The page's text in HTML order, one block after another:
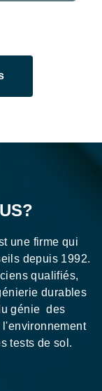
une firme qui
depuis 1992.
qualifiés,
durables
génie des
tests de sol.